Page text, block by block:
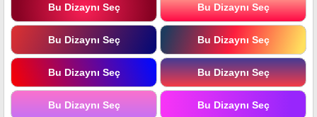
Bu Dizaynı Seç Bu Dizaynı Seç
Bu Dizaynı Seç Bu Dizaynı Seç
Bu Dizaynı Seç Bu Dizaynı Seç
Bu Dizaynı Seç Bu Dizaynı Seç